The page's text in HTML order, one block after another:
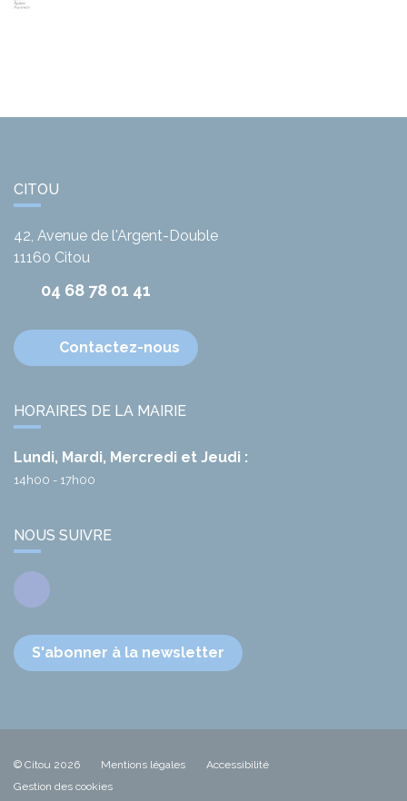
CITOU
42, Avenue de l'Argent-Double
11160 Citou
04 68 78 01 41
Contactez-nous
HORAIRES DE LA MAIRIE
Lundi, Mardi, Mercredi et Jeudi :
14h00 - 17h00
NOUS SUIVRE
Facebook
S'abonner à la newsletter
© Citou 2026 Mentions légales
Accessibilité
Gestion des cookies